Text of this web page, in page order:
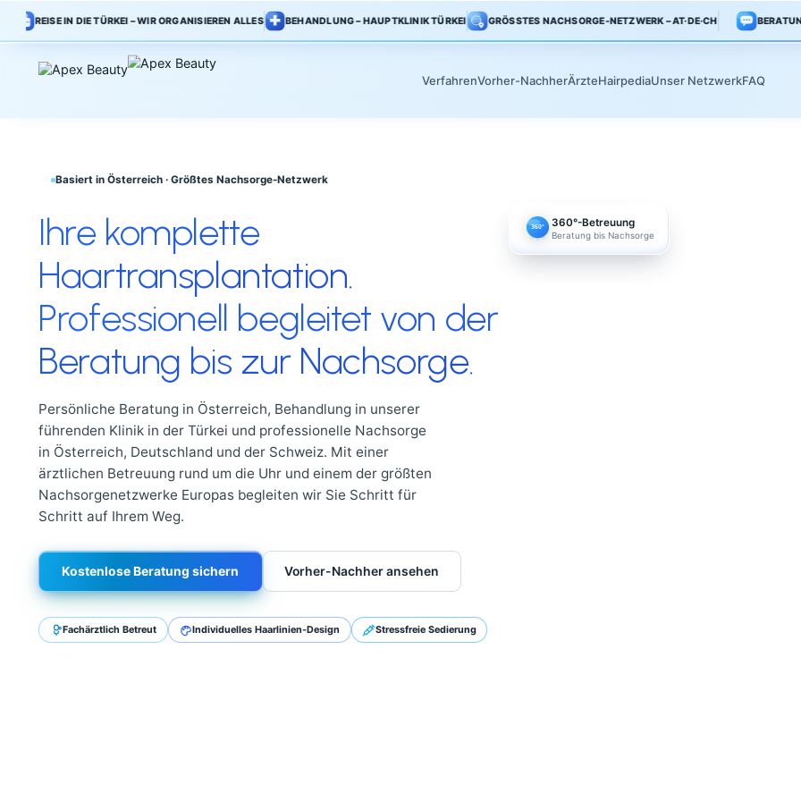
IN DIE TÜRKEI – WIR ORGANISIEREN ALLES BEHANDLUNG – HAUPTKLINIK TÜRKEI GRÖSSTES NACHSORGE-NETZWERK – AT·DE·CH
VerfahrenVorher-NachherÄrzteHairpediaUnser
Ihre komplette
Haartransplantation.
Professionell begleitet von der
Beratung bis zur Nachsorge.
Persönliche Beratung in Österreich, Behandlung in unserer
führenden Klinik in der Türkei und professionelle Nachsorge
in Österreich, Deutschland und der Schweiz. Mit einer
ärztlichen Betreuung rund um die Uhr und einem der größten
Nachsorgenetzwerke Europas begleiten wir Sie Schritt für
Schritt auf Ihrem Weg.
Kostenlose Beratung sichern Vorher-Nachher ansehen
360°-Betreuung
Beratung bis Nachsorge